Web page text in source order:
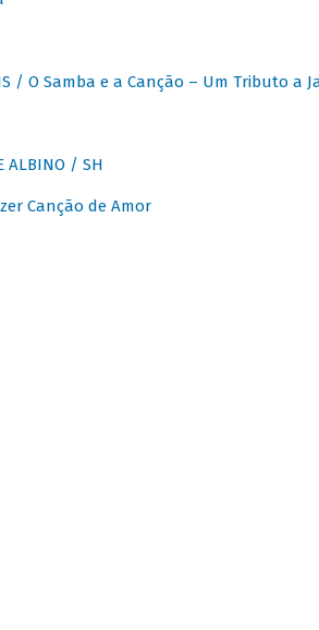
/ O Samba e a Canção – Um Tributo a
ALBINO / SH
Canção de Amor